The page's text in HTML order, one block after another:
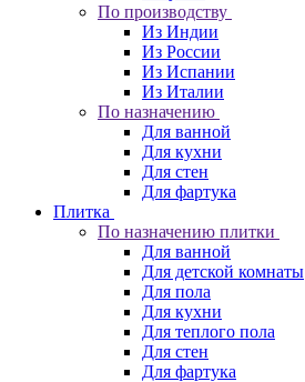
По производству
Из Индии
Из России
Из Испании
Из Италии
По назначению
Для ванной
Для кухни
Для стен
Для фартука
Плитка
По назначению плитки
Для ванной
Для детской комнаты
Для пола
Для кухни
Для теплого пола
Для стен
Для фартука